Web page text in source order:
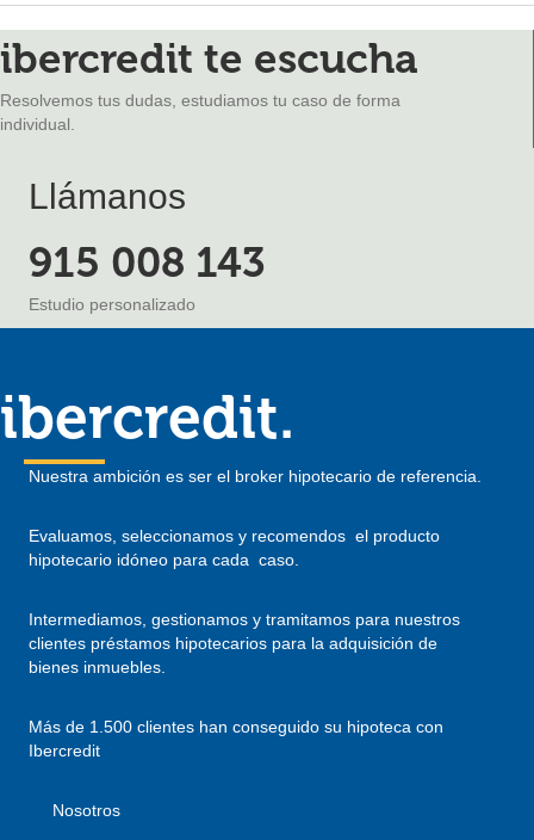
ibercredit te escucha
Resolvemos tus dudas, estudiamos tu caso de forma
individual.
Llámanos
915 008 143
Estudio personalizado
ibercredit.
Nuestra ambición es ser el broker hipotecario de referencia.
Evaluamos, seleccionamos y recomendos el producto
hipotecario idóneo para cada caso.
Intermediamos, gestionamos y tramitamos para nuestros
clientes préstamos hipotecarios para la adquisición de
bienes inmuebles.
Más de 1.500 clientes han conseguido su hipoteca con
Ibercredit
Nosotros